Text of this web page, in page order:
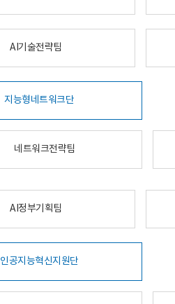
AI기술전략팀
지능형네트워크단
네트워크전략팀
AI정부기획팀
인공지능혁신지원단